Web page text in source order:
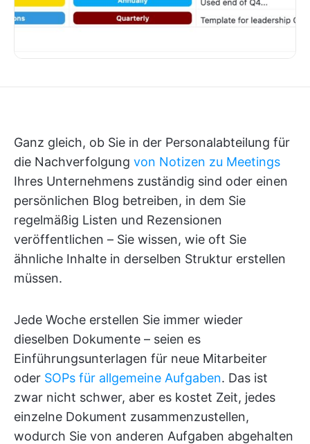
Ganz gleich, ob Sie in der Personalabteilung für
die Nachverfolgung von Notizen zu Meetings
Ihres Unternehmens zuständig sind oder einen
persönlichen Blog betreiben, in dem Sie
regelmäßig Listen und Rezensionen
veröffentlichen – Sie wissen, wie oft Sie
ähnliche Inhalte in derselben Struktur erstellen
müssen.
Jede Woche erstellen Sie immer wieder
dieselben Dokumente – seien es
Einführungsunterlagen für neue Mitarbeiter
oder SOPs für allgemeine Aufgaben. Das ist
zwar nicht schwer, aber es kostet Zeit, jedes
einzelne Dokument zusammenzustellen,
wodurch Sie von anderen Aufgaben abgehalten